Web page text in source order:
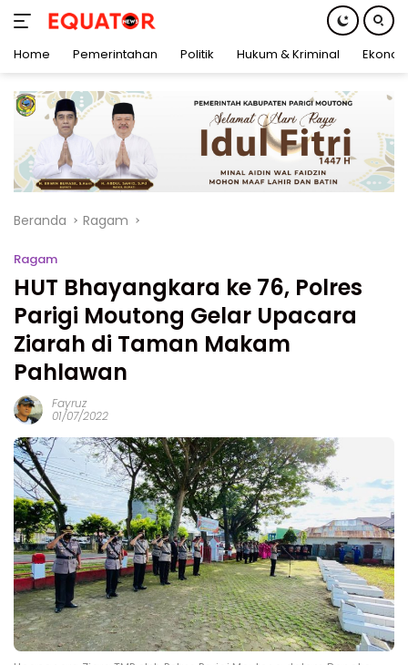
konten
Home Pemerintahan Politik Hukum & Kriminal
Beranda Ragam
Ragam
HUT Bhayangkara ke 76, Polres
Parigi Moutong Gelar Upacara
Ziarah di Taman Makam
Pahlawan
Fayruz
01/07/2022